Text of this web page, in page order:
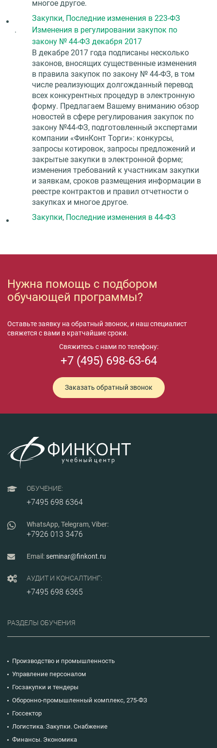
многое другое.
Закупки, Последние изменения в 223-ФЗ
.
Изменения в регулировании закупок по
закону № 44-ФЗ декабря 2017
В декабре 2017 года подписаны несколько
законов, вносящих существенные изменения
в правила закупок по закону № 44-ФЗ, в том
числе реализующих долгожданный перевод
всех конкурентных процедур в электронную
форму. Предлагаем Вашему вниманию обзор
новостей в сфере регулирования закупок по
закону №44-ФЗ, подготовленный экспертами
компании «ФинКонт Торги»: конкурсы,
запросы котировок, запросы предложений и
закрытые закупки в электронной форме;
изменения требований к участникам закупки
и заявкам, сроков размещения информации в
реестре контрактов и правил отчетности о
закупках и многое другое.
Закупки, Последние изменения в 44-ФЗ
Нужна помощь с подбором
обучающей программы?
Оставьте заявку на обратный звонок, и наш специалист
свяжется с вами в кратчайшие сроки.
Свяжитесь с нами по телефону:
+7 (495) 698-63-64
Заказать обратный звонок
ОБУЧЕНИЕ:
+7495 698 6364
WhatsApp, Telegram, Viber:
+7926 013 3476
Email:seminar@finkont.ru
АУДИТ И КОНСАЛТИНГ:
+7495 698 6365
РАЗДЕЛЫ ОБУЧЕНИЯ
Производство и промышленность
Управление персоналом
Госзакупки и тендеры
Оборонно-промышленный комплекс, 275-ФЗ
Госсектор
Логистика. Закупки. Снабжение
Финансы. Экономика